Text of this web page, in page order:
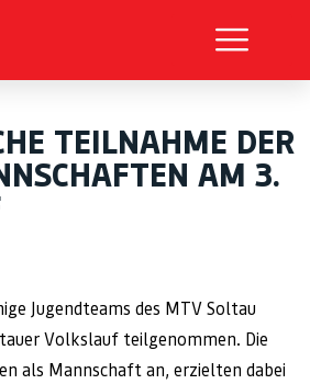
TEILNAHME DER
AM 3.
Jugendteams des MTV Soltau
Volkslauf teilgenommen. Die
als Mannschaft an, erzielten dabei